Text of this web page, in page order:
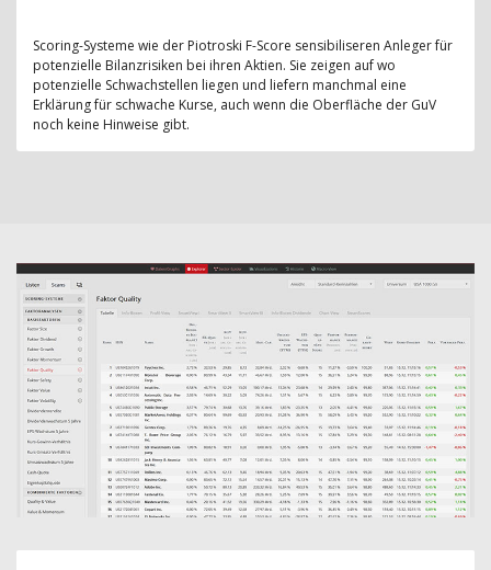
Scoring-Systeme wie der Piotroski F-Score sensibiliseren Anleger für
potenzielle Bilanzrisiken bei ihren Aktien. Sie zeigen auf wo
potenzielle Schwachstellen liegen und liefern manchmal eine
Erklärung für schwache Kurse, auch wenn die Oberfläche der GuV
noch keine Hinweise gibt.